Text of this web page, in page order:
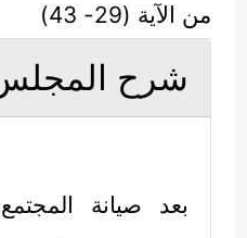
من الآية (29- 43)
شرح
بعد صيانة